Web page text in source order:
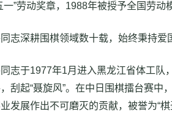
一”劳动奖章，1988年被授予全国劳动
志深耕围棋领域数十载，始终秉持爱
志于1977年1月进入黑龙江省体工队
刮起“聂旋风”。在中日围棋擂台赛
发展作出不可磨灭的贡献，被誉为“棋